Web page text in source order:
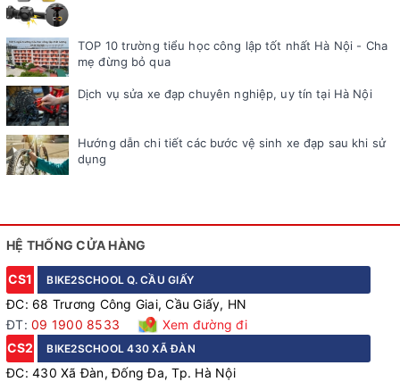
TOP 10 trường tiểu học công lập tốt nhất Hà Nội - Cha
mẹ đừng bỏ qua
Dịch vụ sửa xe đạp chuyên nghiệp, uy tín tại Hà Nội
Hướng dẫn chi tiết các bước vệ sinh xe đạp sau khi sử
dụng
HỆ THỐNG CỬA HÀNG
CS1 BIKE2SCHOOL Q. CẦU GIẤY
ĐC: 68 Trương Công Giai, Cầu Giấy, HN
ĐT: 09 1900 8533
Xem đường đi
CS2
BIKE2SCHOOL 430 XÃ ĐÀN
ĐC: 430 Xã Đàn, Đống Đa, Tp. Hà Nội